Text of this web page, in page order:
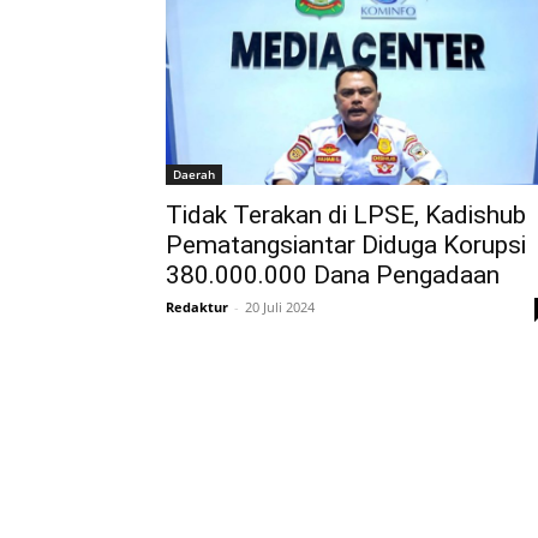
Daerah
Tidak Terakan di LPSE, Kadishub
Pematangsiantar Diduga Korupsi
380.000.000 Dana Pengadaan
Redaktur - 20 Juli 2024